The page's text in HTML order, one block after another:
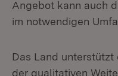
Angebot kann auch
im notwendigen
Das Land unterstützt
der qualitativen